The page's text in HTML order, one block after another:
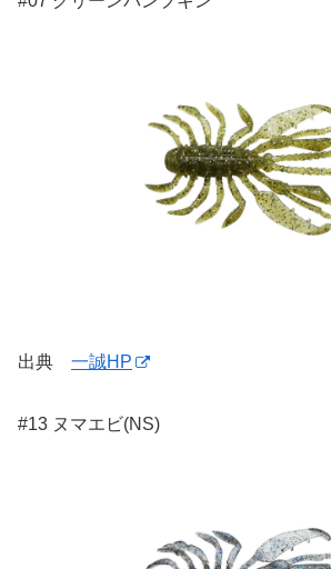
出典 一誠HP
#13 ヌマエビ(NS)